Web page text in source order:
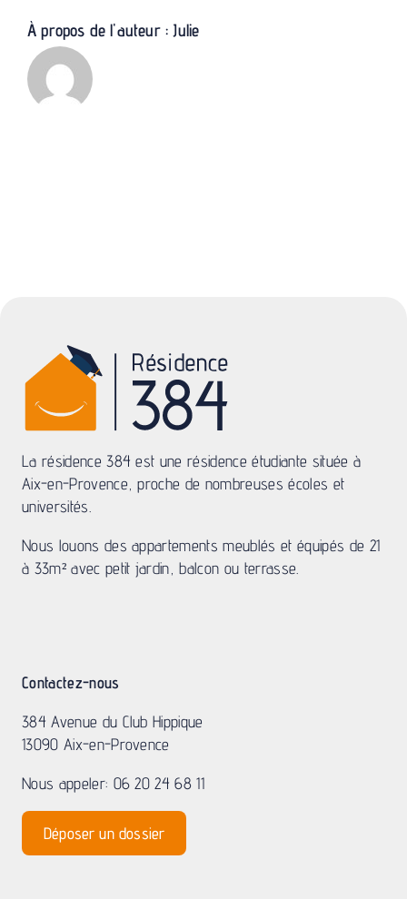
À propos de l'auteur : Julie
La résidence 384 est une résidence étudiante située à
Aix-en-Provence, proche de nombreuses écoles et
universités.
Nous louons des appartements meublés et équipés de 21
à 33m² avec petit jardin, balcon ou terrasse.
Contactez-nous
384 Avenue du Club Hippique
13090 Aix-en-Provence
Nous appeler: 06 20 24 68 11
Déposer un dossier